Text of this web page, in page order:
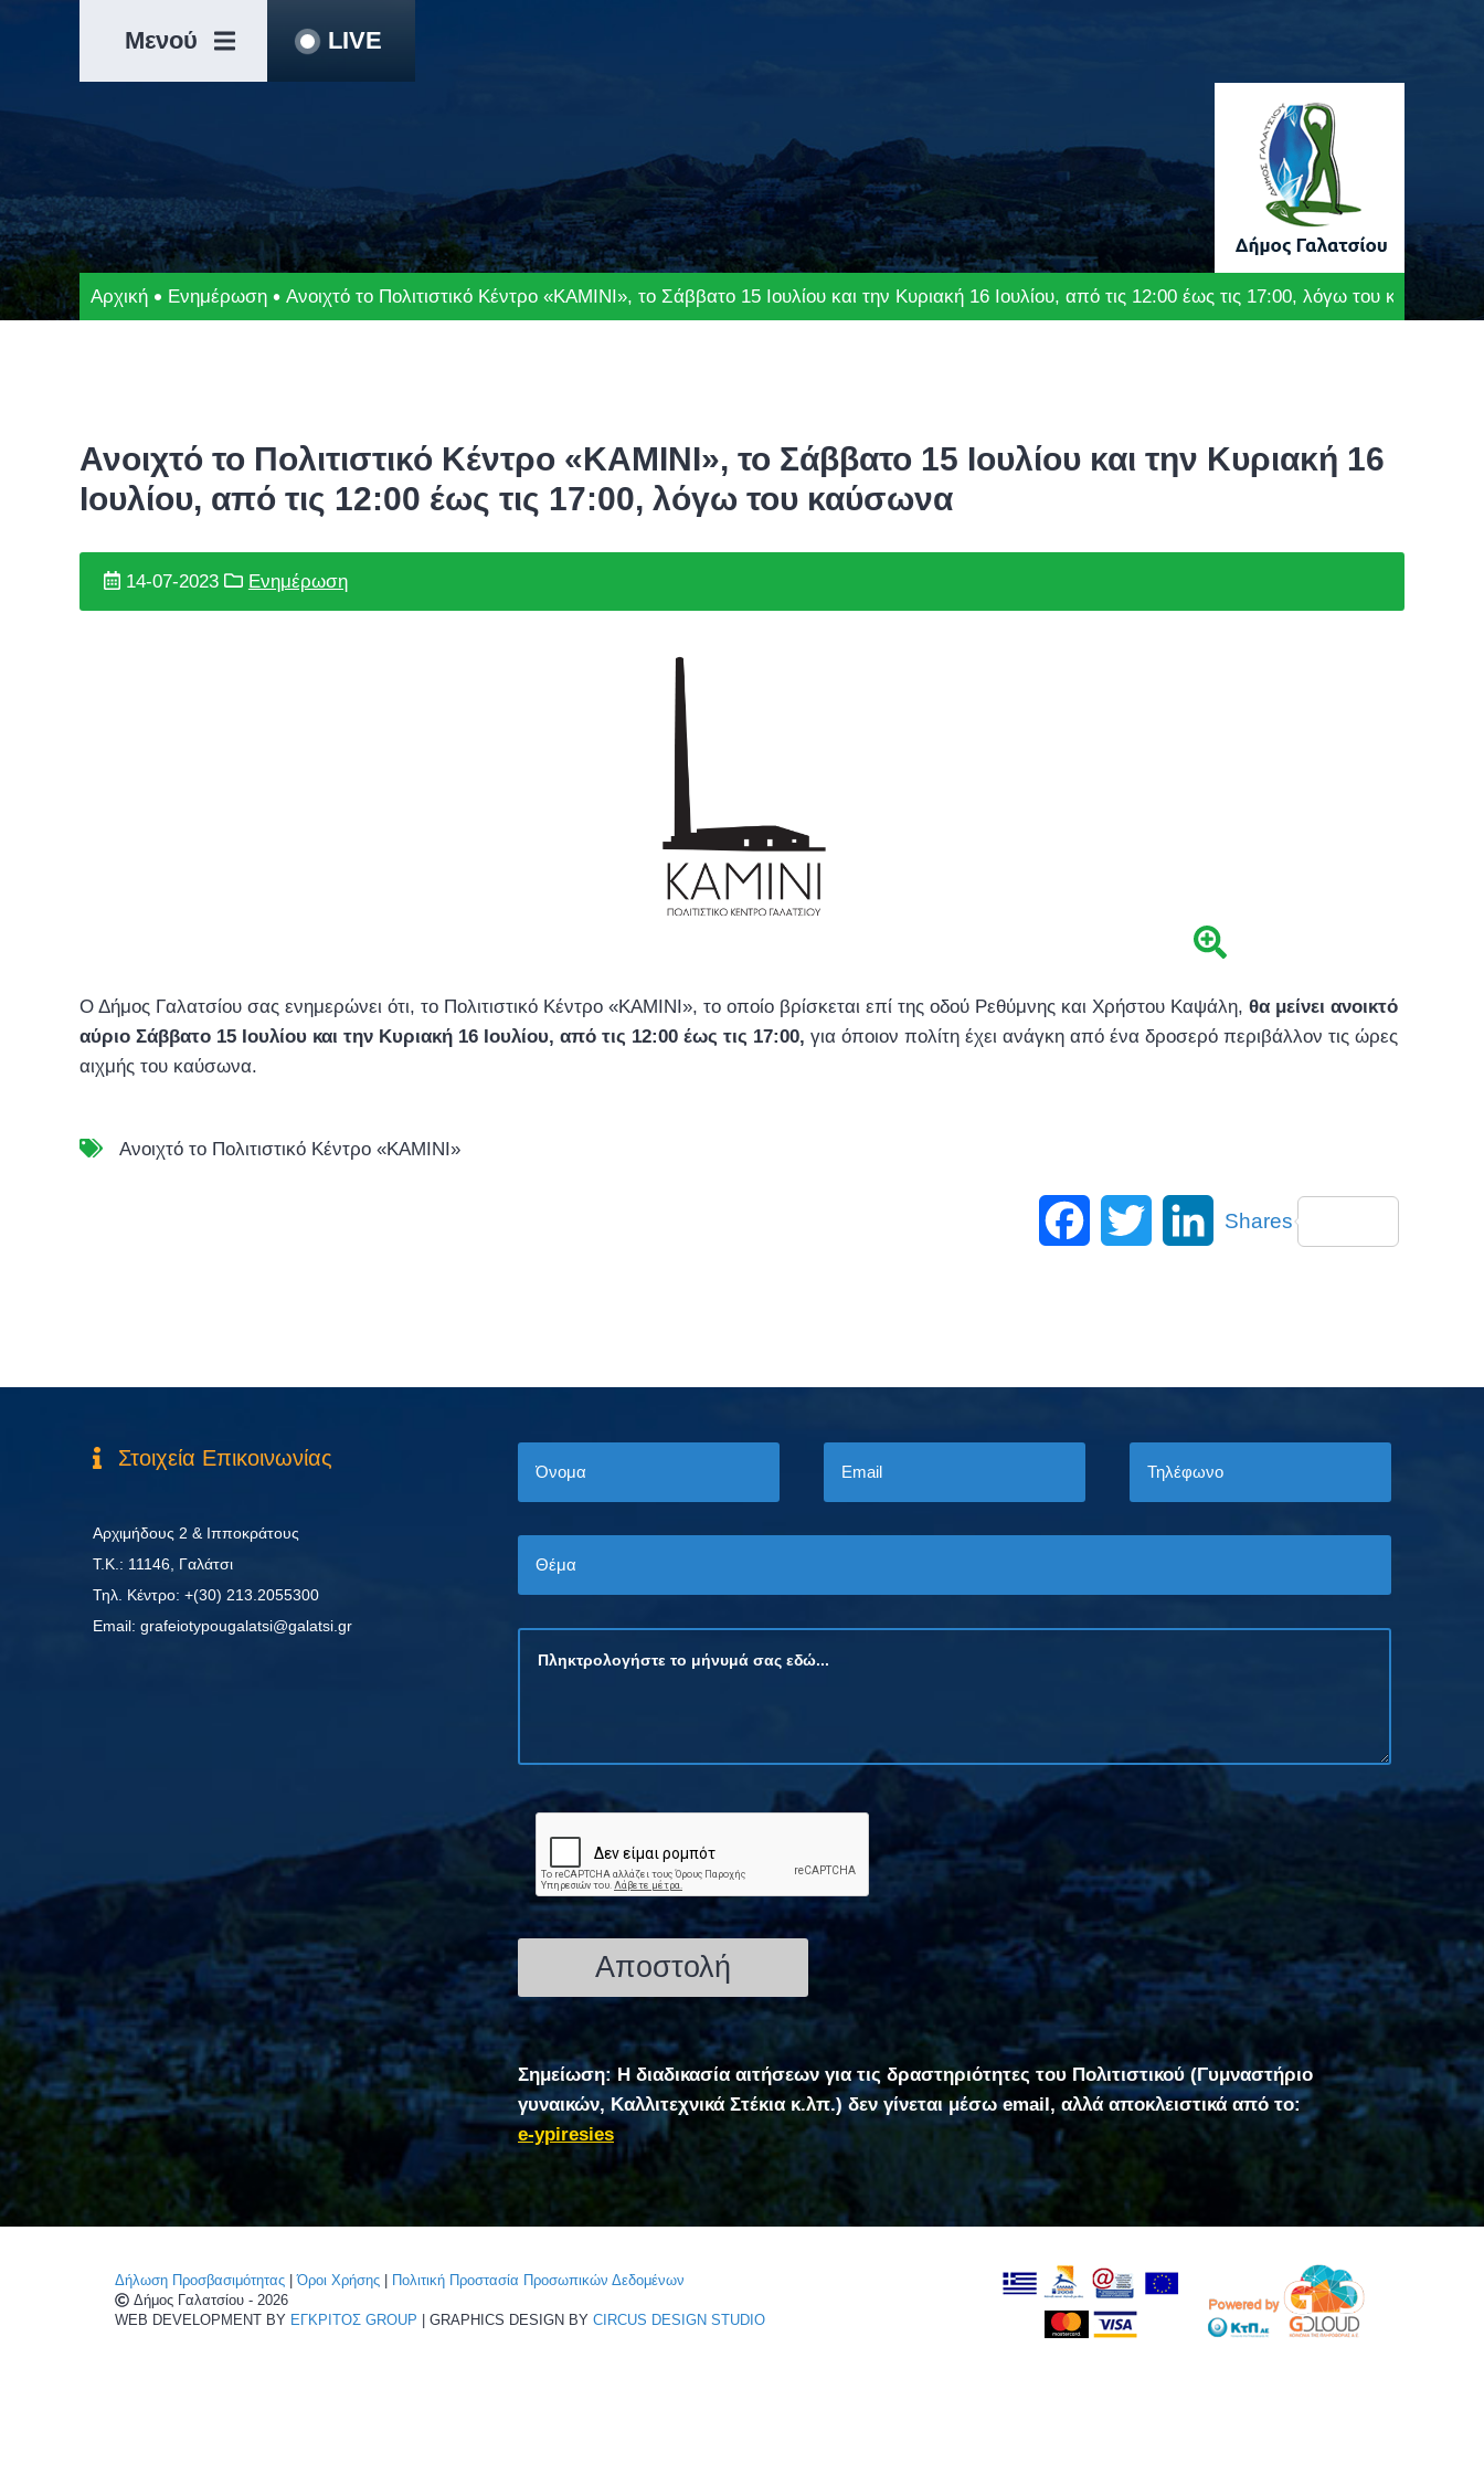
πλοήγησης
Μενού LIVE
Αρχική Ενημέρωση Ανοιχτό το Πολιτιστικό Κέντρο «ΚΑΜΙΝΙ», το Σάββατο 15 Ιουλίου και την Κυριακή 16 Ιουλίου, από τις 12:00 έως τις 17:00, λόγω του καύσωνα
Ανοιχτό το Πολιτιστικό Κέντρο «ΚΑΜΙΝΙ», το Σάββατο 15 Ιουλίου και την Κυριακή 16
Ιουλίου, από τις 12:00 έως τις 17:00, λόγω του καύσωνα
14-07-2023 Ενημέρωση
Ο Δήμος Γαλατσίου σας ενημερώνει ότι, το Πολιτιστικό Κέντρο «ΚΑΜΙΝΙ», το οποίο βρίσκεται επί της οδού Ρεθύμνης και Χρήστου Καψάλη, θα μείνει ανοικτό
αύριο Σάββατο 15 Ιουλίου και την Κυριακή 16 Ιουλίου, από τις 12:00 έως τις 17:00, για όποιον πολίτη έχει ανάγκη από ένα δροσερό περιβάλλον τις ώρες
αιχμής του καύσωνα.
Ανοιχτό το Πολιτιστικό Κέντρο «ΚΑΜΙΝΙ»
FacebookTwitter
Shares
Στοιχεία Επικοινωνίας
Αρχιμήδους 2 & Ιπποκράτους
Τ.Κ.: 11146, Γαλάτσι
Τηλ. Κέντρο: +(30) 213.2055300
Εmail: grafeiotypougalatsi@galatsi.gr
Σημείωση: Η διαδικασία αιτήσεων για τις δραστηριότητες του Πολιτιστικού (Γυμναστήριο
γυναικών, Καλλιτεχνικά Στέκια κ.λπ.) δεν γίνεται μέσω email, αλλά αποκλειστικά από το:
e-ypiresies
Δήλωση Προσβασιμότητας |Όροι Χρήσης
Πολιτική Προστασία Προσωπικών Δεδομένων
Δήμος Γαλατσίου - 2026
WEB DEVELOPMENT BY ΕΓΚΡΙΤΟΣ GROUP | GRAPHICS DESIGN BY CIRCUS DESIGN STUDIO